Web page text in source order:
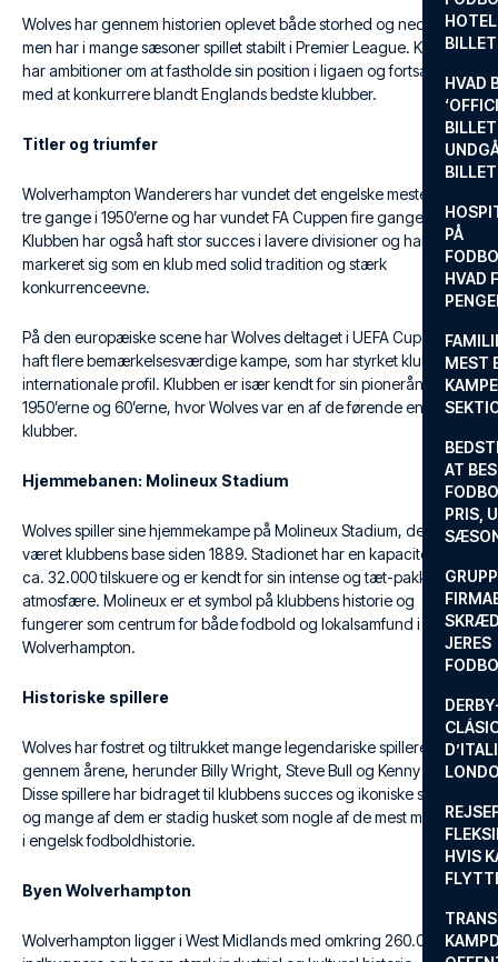
HVAD
PÅ
HVAD
MEST
AT
PRIS,
JERES
HVIS
Wolves har gennem historien oplevet både storhed og nedture,
men har i mange sæsoner spillet stabilt i Premier League. Klubben
har ambitioner om at fastholde sin position i ligaen og fortsætte
med at konkurrere blandt Englands bedste klubber.
Titler og triumfer
Wolverhampton Wanderers har vundet det engelske mesterskab
tre gange i 1950’erne og har vundet FA Cuppen fire gange.
Klubben har også haft stor succes i lavere divisioner og har
markeret sig som en klub med solid tradition og stærk
konkurrenceevne.
På den europæiske scene har Wolves deltaget i UEFA Cupen og
haft flere bemærkelsesværdige kampe, som har styrket klubbens
internationale profil. Klubben er især kendt for sin pionerånd i
1950’erne og 60’erne, hvor Wolves var en af de førende engelske
klubber.
Hjemmebanen: Molineux Stadium
Wolves spiller sine hjemmekampe på Molineux Stadium, der har
været klubbens base siden 1889. Stadionet har en kapacitet på
ca. 32.000 tilskuere og er kendt for sin intense og tæt-pakkede
atmosfære. Molineux er et symbol på klubbens historie og
fungerer som centrum for både fodbold og lokalsamfund i
Wolverhampton.
Historiske spillere
Wolves har fostret og tiltrukket mange legendariske spillere
gennem årene, herunder Billy Wright, Steve Bull og Kenny Hibbitt.
Disse spillere har bidraget til klubbens succes og ikoniske status,
og mange af dem er stadig husket som nogle af de mest markante
i engelsk fodboldhistorie.
Byen Wolverhampton
Wolverhampton ligger i West Midlands med omkring 260.000